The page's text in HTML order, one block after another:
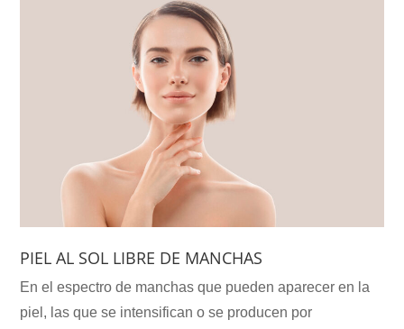
PIEL AL SOL LIBRE DE MANCHAS
En el espectro de manchas que pueden aparecer en la
piel, las que se intensifican o se producen por